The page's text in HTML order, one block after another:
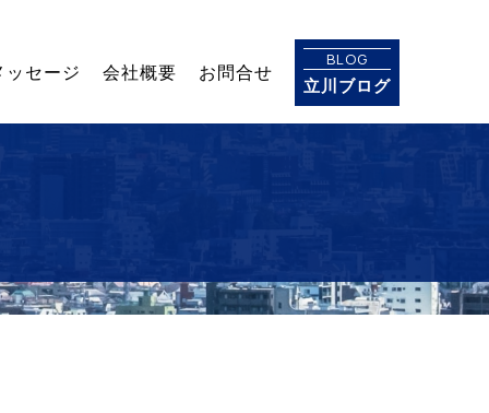
ッセージ 会社概要 お問合せ
BLOG
立川ブログ